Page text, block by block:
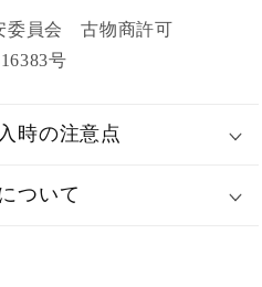
委員会 古物商許可
号
時の注意点
ついて